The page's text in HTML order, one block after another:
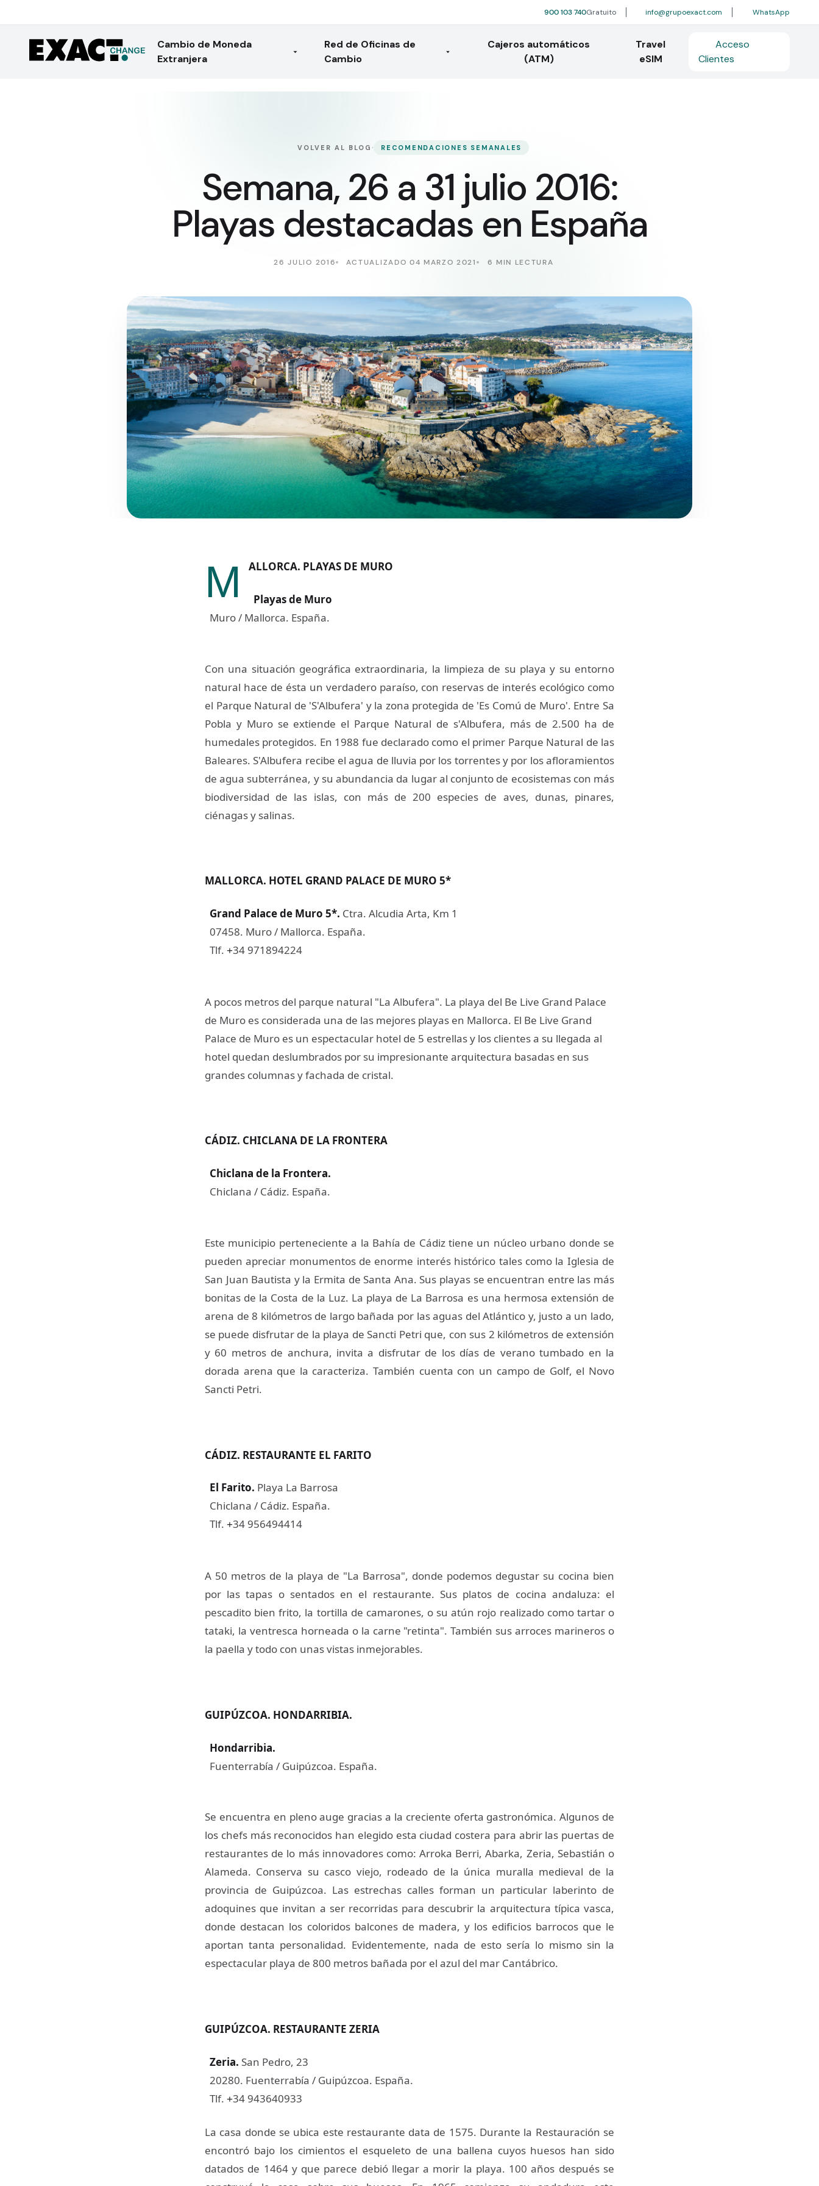
900 103 740Gratuito info@grupoexact.com WhatsApp
Cambio de Moneda
Extranjera
Red de Oficinas de
Cambio
Cajeros automáticos
(ATM)
Travel
eSIM
Acceso
Clientes
VOLVER AL BLOG · RECOMENDACIONES SEMANALES
Semana, 26 a 31 julio 2016:
Playas destacadas en España
26 JULIO 2016 ACTUALIZADO 04 MARZO 2021 6 MIN LECTURA
M ALLORCA. PLAYAS DE MURO
Playas de Muro
Muro / Mallorca. España.
Con una situación geográfica extraordinaria, la limpieza de su playa y su entorno
natural hace de ésta un verdadero paraíso, con reservas de interés ecológico como
el Parque Natural de 'S'Albufera' y la zona protegida de 'Es Comú de Muro'. Entre Sa
Pobla y Muro se extiende el Parque Natural de s'Albufera, más de 2.500 ha de
humedales protegidos. En 1988 fue declarado como el primer Parque Natural de las
Baleares. S'Albufera recibe el agua de lluvia por los torrentes y por los afloramientos
de agua subterránea, y su abundancia da lugar al conjunto de ecosistemas con más
biodiversidad de las islas, con más de 200 especies de aves, dunas, pinares,
ciénagas y salinas.
MALLORCA. HOTEL GRAND PALACE DE MURO 5*
Grand Palace de Muro 5*. Ctra. Alcudia Arta, Km 1
07458. Muro / Mallorca. España.
Tlf. +34 971894224
A pocos metros del parque natural "La Albufera". La playa del Be Live Grand Palace
de Muro es considerada una de las mejores playas en Mallorca. El Be Live Grand
Palace de Muro es un espectacular hotel de 5 estrellas y los clientes a su llegada al
hotel quedan deslumbrados por su impresionante arquitectura basadas en sus
grandes columnas y fachada de cristal.
CÁDIZ. CHICLANA DE LA FRONTERA
Chiclana de la Frontera.
Chiclana / Cádiz. España.
Este municipio perteneciente a la Bahía de Cádiz tiene un núcleo urbano donde se
pueden apreciar monumentos de enorme interés histórico tales como la Iglesia de
San Juan Bautista y la Ermita de Santa Ana. Sus playas se encuentran entre las más
bonitas de la Costa de la Luz. La playa de La Barrosa es una hermosa extensión de
arena de 8 kilómetros de largo bañada por las aguas del Atlántico y, justo a un lado,
se puede disfrutar de la playa de Sancti Petri que, con sus 2 kilómetros de extensión
y 60 metros de anchura, invita a disfrutar de los días de verano tumbado en la
dorada arena que la caracteriza. También cuenta con un campo de Golf, el Novo
Sancti Petri.
CÁDIZ. RESTAURANTE EL FARITO
El Farito. Playa La Barrosa
Chiclana / Cádiz. España.
Tlf. +34 956494414
A 50 metros de la playa de "La Barrosa", donde podemos degustar su cocina bien
por las tapas o sentados en el restaurante. Sus platos de cocina andaluza: el
pescadito bien frito, la tortilla de camarones, o su atún rojo realizado como tartar o
tataki, la ventresca horneada o la carne "retinta". También sus arroces marineros o
la paella y todo con unas vistas inmejorables.
GUIPÚZCOA. HONDARRIBIA.
Hondarribia.
Fuenterrabía / Guipúzcoa. España.
Se encuentra en pleno auge gracias a la creciente oferta gastronómica. Algunos de
los chefs más reconocidos han elegido esta ciudad costera para abrir las puertas de
restaurantes de lo más innovadores como: Arroka Berri, Abarka, Zeria, Sebastián o
Alameda. Conserva su casco viejo, rodeado de la única muralla medieval de la
provincia de Guipúzcoa. Las estrechas calles forman un particular laberinto de
adoquines que invitan a ser recorridas para descubrir la arquitectura típica vasca,
donde destacan los coloridos balcones de madera, y los edificios barrocos que le
aportan tanta personalidad. Evidentemente, nada de esto sería lo mismo sin la
espectacular playa de 800 metros bañada por el azul del mar Cantábrico.
GUIPÚZCOA. RESTAURANTE ZERIA
Zeria. San Pedro, 23
20280. Fuenterrabía / Guipúzcoa. España.
Tlf. +34 943640933
La casa donde se ubica este restaurante data de 1575. Durante la Restauración se
encontró bajo los cimientos el esqueleto de una ballena cuyos huesos han sido
datados de 1464 y que parece debió llegar a morir la playa. 100 años después se